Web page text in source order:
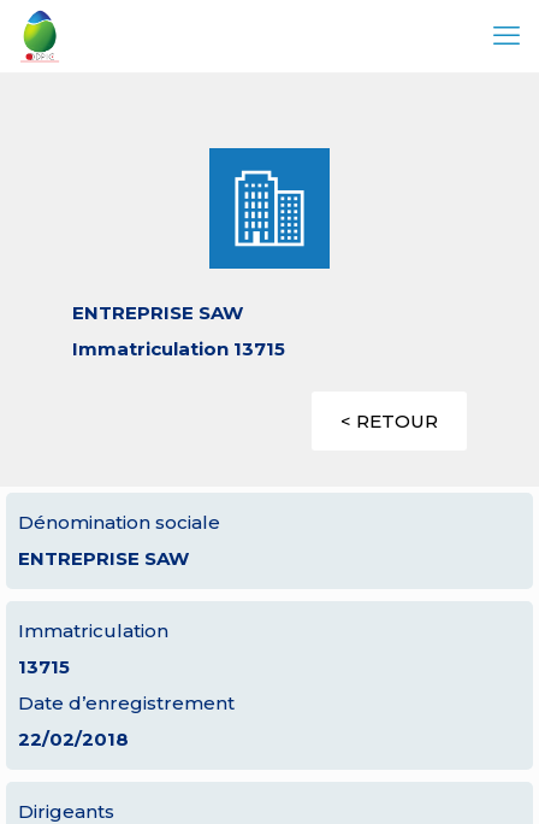
ENTREPRISE SAW
Immatriculation 13715
< RETOUR
Dénomination sociale
ENTREPRISE SAW
Immatriculation
13715
Date d’enregistrement
22/02/2018
Dirigeants